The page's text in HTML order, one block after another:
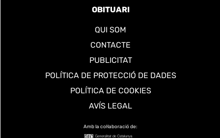
OBITUARI
QUI SOM
CONTACTE
PUBLICITAT
POLÍTICA DE PROTECCIÓ DE DADES
POLÍTICA DE COOKIES
AVÍS LEGAL
Amb la col·laboració de: